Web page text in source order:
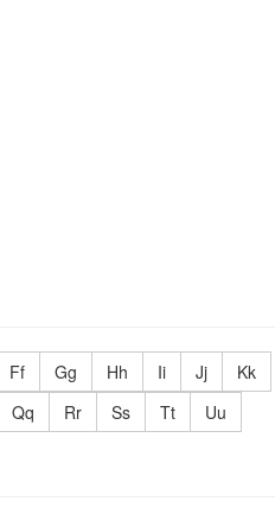
Ff Gg Hh Ii Jj
Kk
Qq Rr Ss Tt
Uu